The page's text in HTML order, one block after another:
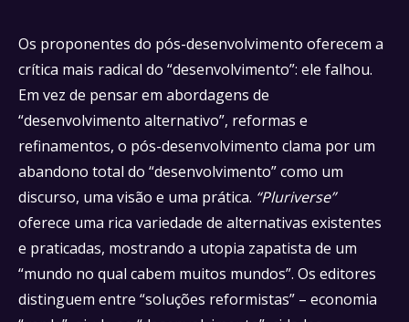
Os proponentes do pós-desenvolvimento oferecem a
crítica mais radical do “desenvolvimento”: ele falhou.
Em vez de pensar em abordagens de
“desenvolvimento alternativo”, reformas e
refinamentos, o pós-desenvolvimento clama por um
abandono total do “desenvolvimento” como um
discurso, uma visão e uma prática. “Pluriverse”
oferece uma rica variedade de alternativas existentes
e praticadas, mostrando a utopia zapatista de um
“mundo no qual cabem muitos mundos”. Os editores
distinguem entre “soluções reformistas” – economia